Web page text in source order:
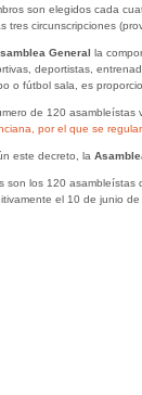
son elegidos cada
tres circunscripciones
General la
deportistas,
o fútbol sala, es
de 120 asambleístas
por el que se
este decreto, la
son los 120 asambleístas
el 10 de junio de